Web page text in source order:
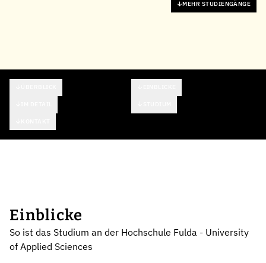
MEHR STUDIENGÄNGE
Einblicke
So ist das Studium an der Hochschule Fulda - University
of Applied Sciences